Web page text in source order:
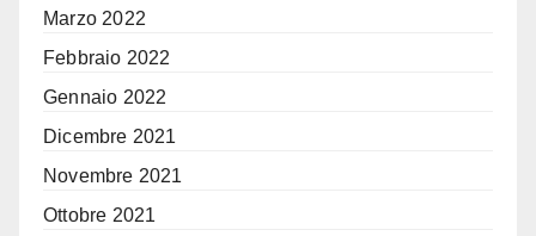
Marzo 2022
Febbraio 2022
Gennaio 2022
Dicembre 2021
Novembre 2021
Ottobre 2021